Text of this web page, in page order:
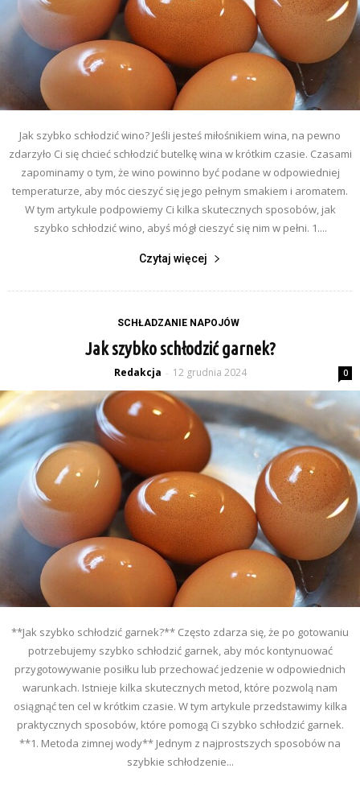
Jak szybko schłodzić wino? Jeśli jesteś miłośnikiem wina, na pewno
zdarzyło Ci się chcieć schłodzić butelkę wina w krótkim czasie. Czasami
zapominamy o tym, że wino powinno być podane w odpowiedniej
temperaturze, aby móc cieszyć się jego pełnym smakiem i aromatem.
W tym artykule podpowiemy Ci kilka skutecznych sposobów, jak
szybko schłodzić wino, abyś mógł cieszyć się nim w pełni. 1....
Czytaj więcej
SCHŁADZANIE NAPOJÓW
Jak szybko schłodzić garnek?
Redakcja - 12 grudnia 2024 0
**Jak szybko schłodzić garnek?** Często zdarza się, że po gotowaniu
potrzebujemy szybko schłodzić garnek, aby móc kontynuować
przygotowywanie posiłku lub przechować jedzenie w odpowiednich
warunkach. Istnieje kilka skutecznych metod, które pozwolą nam
osiągnąć ten cel w krótkim czasie. W tym artykule przedstawimy kilka
praktycznych sposobów, które pomogą Ci szybko schłodzić garnek.
**1. Metoda zimnej wody** Jednym z najprostszych sposobów na
szybkie schłodzenie...